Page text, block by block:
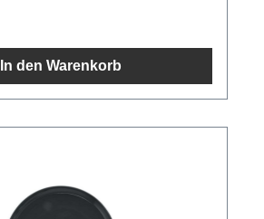
In den Warenkorb